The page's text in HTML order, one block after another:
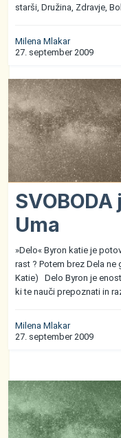
starši, Družina, Zdravje,
Milena Mlakar
27. september 2009
Uma
»Delo« Byron katie je
rast ? Potem brez Dela
Katie) Delo Byron je
ki te nauči prepoznati in
Milena Mlakar
27. september 2009